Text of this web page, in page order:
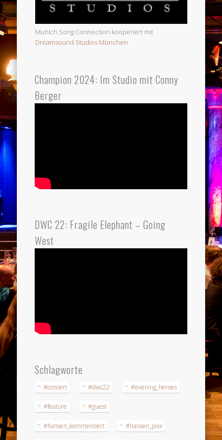
Munich Song Connection kooperiert mit
Dreamsound Studios München
Champion 2024: Im Studio mit Conny
Berger
DWC 22: Fragile Elephant – Going
West
Schlagworte
#concert #dwc22 #evening_heroes
#feature #guest
#hansen_kommentiert #hansen_pixx